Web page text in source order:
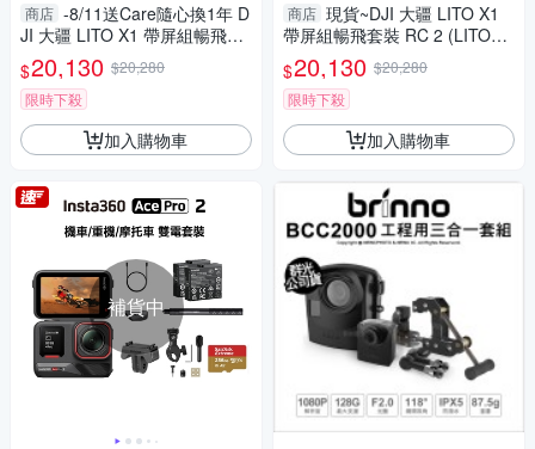
商店 -8/11送Care隨心換1年 D
JI 大疆 LITO X1 帶屏組暢飛套
裝 RC 2 (LITOX1，公司貨) 空
拍機 / 無人機 免註冊
$20,130 $20,280
限時下殺
加入購物車
補貨中
商店 現貨~DJI 大疆 LITO X1
帶屏組暢飛套裝 RC 2 (LITOX
1，公司貨) 空拍機 / 無人機 ｜
免註冊｜
$20,130 $20,280
限時下殺
加入購物車